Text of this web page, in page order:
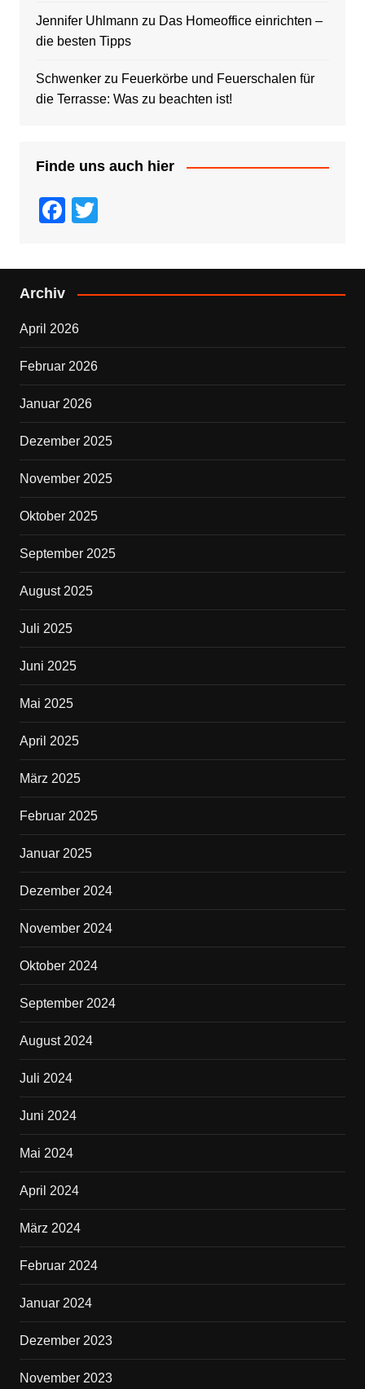
Jennifer Uhlmann zu Das Homeoffice einrichten –
die besten Tipps
Schwenkerzu Feuerkörbe und Feuerschalen für
die Terrasse: Was zu beachten ist!
Finde uns auch hier
F
c
e
o
o
k
tt
er
Archiv
April 2026
Februar 2026
Januar 2026
Dezember 2025
November 2025
Oktober 2025
September 2025
August 2025
Juli 2025
Juni 2025
Mai 2025
April 2025
März 2025
Februar 2025
Januar 2025
Dezember 2024
November 2024
Oktober 2024
September 2024
August 2024
Juli 2024
Juni 2024
Mai 2024
April 2024
März 2024
Februar 2024
Januar 2024
Dezember 2023
November 2023